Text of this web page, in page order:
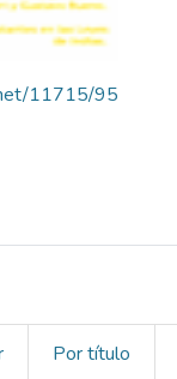
11715/95
Por título